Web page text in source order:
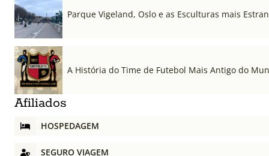
Parque Vigeland, Oslo e as Esculturas mais
A História do Time de Futebol Mais Antigo do
Afiliados
HOSPEDAGEM
SEGURO VIAGEM